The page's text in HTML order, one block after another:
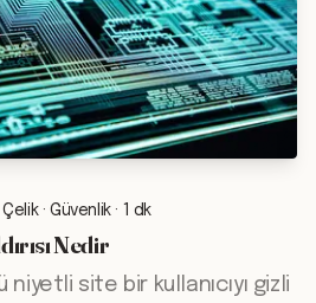
Çelik·Güvenlik · 1 dk
Nedir
niyetli site bir kullanıcıyı gizli